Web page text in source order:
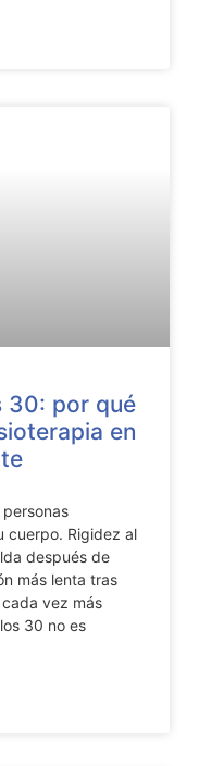
30: por qué
en
cuerpo. Rigidez al
después de
más lenta tras
vez más
30 no es